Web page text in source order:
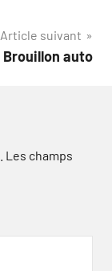
Article suivant
Brouillon auto
Les champs